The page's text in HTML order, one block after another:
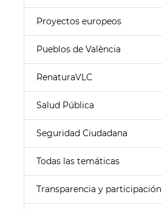
Proyectos europeos
Pueblos de València
RenaturaVLC
Salud Pública
Seguridad Ciudadana
Todas las temáticas
Transparencia y participación